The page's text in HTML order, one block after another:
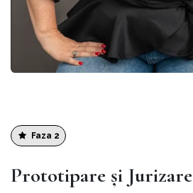
Faza 2
Prototipare și Jurizare